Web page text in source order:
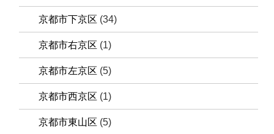
京都市下京区 (34)
京都市右京区 (1)
京都市左京区 (5)
京都市西京区 (1)
京都市東山区 (5)